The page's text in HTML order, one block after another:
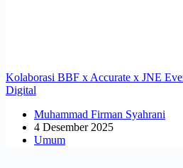
Kolaborasi BBF x Accurate x JNE
Digital
Muhammad Firman Syahrani
4 Desember 2025
Umum